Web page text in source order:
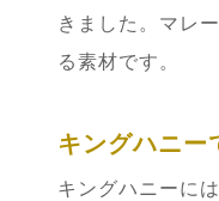
きました。マレ
る素材です。
キングハニー
キングハニーに